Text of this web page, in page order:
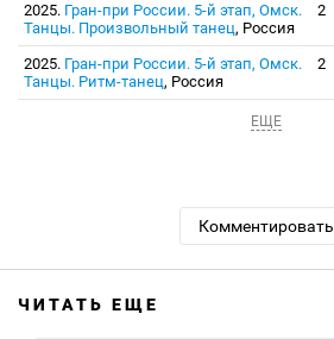
2025. Гран-при России. 5-й этап, Омск.
Танцы. Произвольный танец, Россия
2
2025. Гран-при России. 5-й этап, Омск.
Танцы. Ритм-танец, Россия
2
ЕЩЕ
Комментировать
ЧИТАТЬ ЕЩЕ